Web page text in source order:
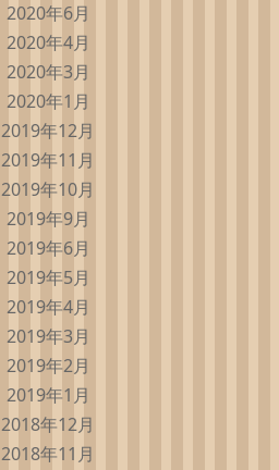
2020年6月
2020年4月
2020年3月
2020年1月
2019年12月
2019年11月
2019年10月
2019年9月
2019年6月
2019年5月
2019年4月
2019年3月
2019年2月
2019年1月
2018年12月
2018年11月